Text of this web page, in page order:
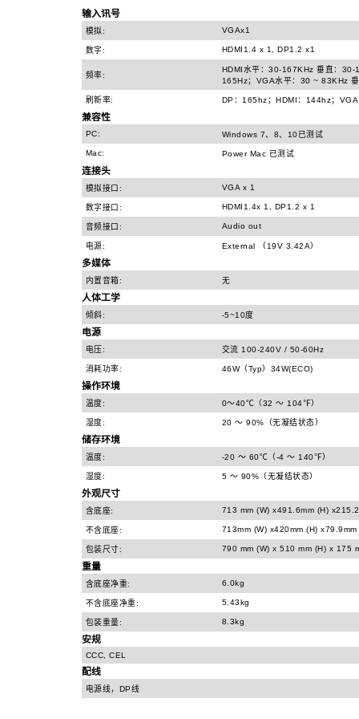
输入讯号
模拟: VGAx1
数字: HDMI1.4 x 1, DP1.2 x1
频率:
HDMI水平：30-167KHz 垂直：
165Hz；VGA水平：30 ~ 83KHz
刷新率: DP：165hz；HDMI：144hz；
兼容性
PC: Windows 7、8、10已测试
Mac: Power Mac 已测试
连接头
模拟接口: VGA x 1
数字接口: HDMI1.4x 1, DP1.2 x 1
音频接口: Audio out
电源: External （19V 3.42A）
多媒体
内置音箱: 无
人体工学
倾斜: -5~10度
电源
电压: 交流 100-240V / 50-60Hz
消耗功率: 46W（Typ）34W(ECO)
操作环境
温度: 0～40℃（32 ～ 104℉）
湿度: 20 ～ 90%（无凝结状态）
储存环境
温度: -20 ～ 60℃（-4 ～ 140℉）
湿度: 5 ～ 90%（无凝结状态）
外观尺寸
含底座: 713 mm (W) x491.6mm (H)
不含底座: 713mm (W) x420mm (H) x79.9mm
包装尺寸: 790 mm (W) x 510 mm (H) x 175
重量
含底座净重: 6.0kg
不含底座净重: 5.43kg
包装重量: 8.3kg
安规
CCC, CEL
配线
电源线，DP线